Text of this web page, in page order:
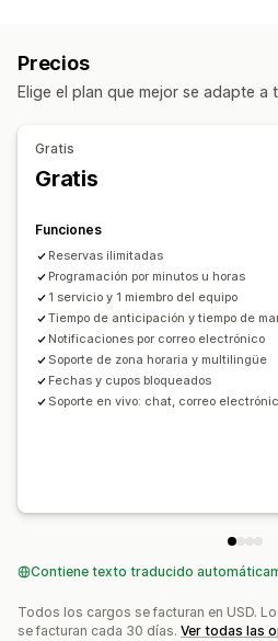
Gestión de reservas
Calendario
Cronogramas
Franjas
Límites de capacidad
Registro de eventos
Notificaciones de correo
Notificaciones de SMS
Múltiples sucursales Pagos
Gestión de personal
Personalización
Páginas de reserva Widget de
Tickets personalizados
Gestión de personal
Cronogramas
Precios
Elige el plan que mejor se adapte a
Gratis
Gratis
Funciones
Reservas ilimitadas
Programación por minutos u horas
1 servicio y 1 miembro del equipo
Tiempo de anticipación y tiempo de
Notificaciones por correo electrónico
Soporte de zona horaria y multilingüe
Fechas y cupos bloqueados
Soporte en vivo: chat, correo
Contiene texto traducido
Todos los cargos se facturan en USD.
se facturan cada 30 días. Ver todas las